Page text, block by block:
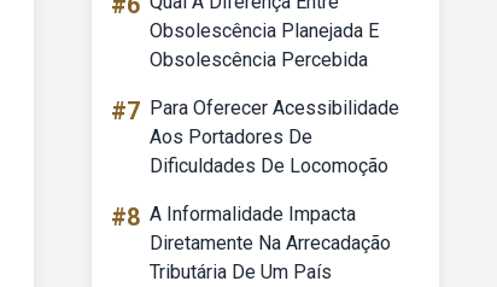
Obsolescência Planejada E
Obsolescência Percebida
#7 Para Oferecer Acessibilidade
Aos Portadores De
Dificuldades De Locomoção
#8 A Informalidade Impacta
Diretamente Na Arrecadação
Tributária De Um País